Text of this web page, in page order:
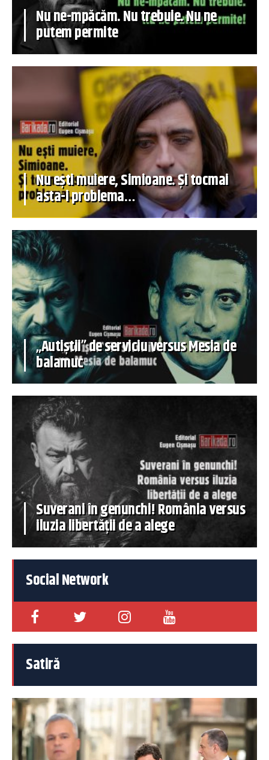
Nu ne-mpăcăm. Nu trebuie. Nu ne
putem permite
Nu ești muiere, Simioane. Și tocmai
asta-i problema…
„Autiștii” de serviciu versus Mesia de
balamuc
Suverani în genunchi! România versus
iluzia libertății de a alege
Social Network
Satiră